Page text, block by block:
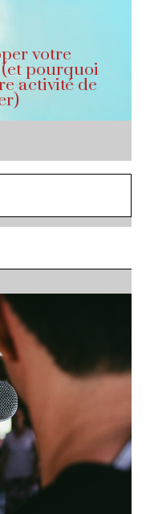
votre
pourquoi
activité de